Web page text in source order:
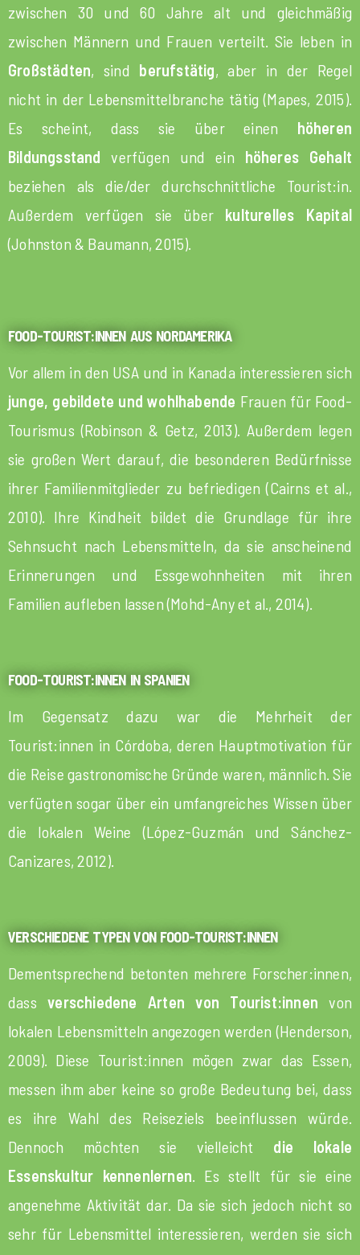
zwischen 30 und 60 Jahre alt und gleichmäßig
zwischen Männern und Frauen verteilt. Sie leben in
Großstädten, sind berufstätig, aber in der Regel
nicht in der Lebensmittelbranche tätig (Mapes, 2015).
Es scheint, dass sie über einen höheren
Bildungsstand verfügen und ein höheres Gehalt
beziehen als die/der durchschnittliche Tourist:in.
Außerdem verfügen sie über kulturelles Kapital
(Johnston & Baumann, 2015).
FOOD-TOURIST:INNEN AUS NORDAMERIKA
Vor allem in den USA und in Kanada interessieren sich
junge, gebildete und wohlhabende Frauen für Food-
Tourismus (Robinson & Getz, 2013). Außerdem legen
sie großen Wert darauf, die besonderen Bedürfnisse
ihrer Familienmitglieder zu befriedigen (Cairns et al.,
2010). Ihre Kindheit bildet die Grundlage für ihre
Sehnsucht nach Lebensmitteln, da sie anscheinend
Erinnerungen und Essgewohnheiten mit ihren
Familien aufleben lassen (Mohd-Any et al., 2014).
FOOD-TOURIST:INNEN IN SPANIEN
Im Gegensatz dazu war die Mehrheit der
Tourist:innen in Córdoba, deren Hauptmotivation für
die Reise gastronomische Gründe waren, männlich. Sie
verfügten sogar über ein umfangreiches Wissen über
die lokalen Weine (López-Guzmán und Sánchez-
Canizares, 2012).
VERSCHIEDENE TYPEN VON FOOD-TOURIST:INNEN
Dementsprechend betonten mehrere Forscher:innen,
dassverschiedene Arten von Tourist:innen von
lokalen Lebensmitteln angezogen werden (Henderson,
2009). Diese Tourist:innen mögen zwar das Essen,
messen ihm aber keine so große Bedeutung bei, dass
es ihre Wahl des Reiseziels beeinflussen würde.
Dennoch möchten sie vielleicht die lokale
Essenskultur kennenlernen. Es stellt für sie eine
angenehme Aktivität dar. Da sie sich jedoch nicht so
sehr für Lebensmittel interessieren, werden sie sich